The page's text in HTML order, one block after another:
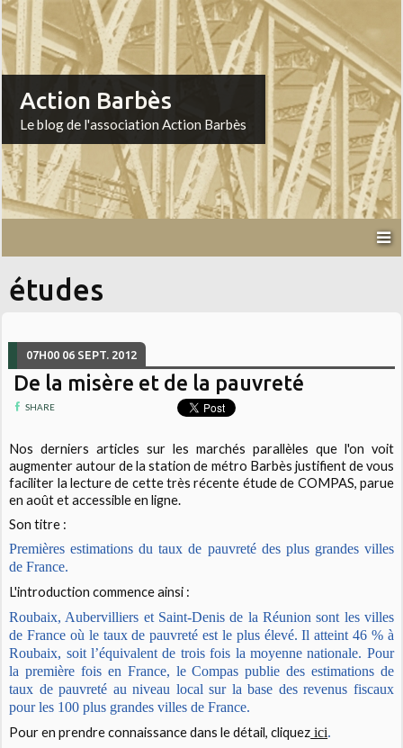
Action Barbès
Le blog de l'association Action Barbès
études
07H00 06 SEPT. 2012
De la misère et de la pauvreté
SHARE
Nos derniers articles sur les marchés parallèles que l'on voit
augmenter autour de la station de métro Barbès justifient de vous
faciliter la lecture de cette très récente étude de COMPAS, parue
en août et accessible en ligne.
Son titre :
Premières estimations du taux de pauvreté des plus grandes villes
de France.
L'introduction commence ainsi :
Roubaix, Aubervilliers et Saint-Denis de la Réunion sont les villes
de France où le taux de pauvreté est le plus élevé. Il atteint 46 % à
Roubaix, soit l’équivalent de trois fois la moyenne nationale. Pour
la première fois en France, le Compas publie des estimations de
taux de pauvreté au niveau local sur la base des revenus fiscaux
pour les 100 plus grandes villes de France.
Pour en prendre connaissance dans le détail, cliquez ici.